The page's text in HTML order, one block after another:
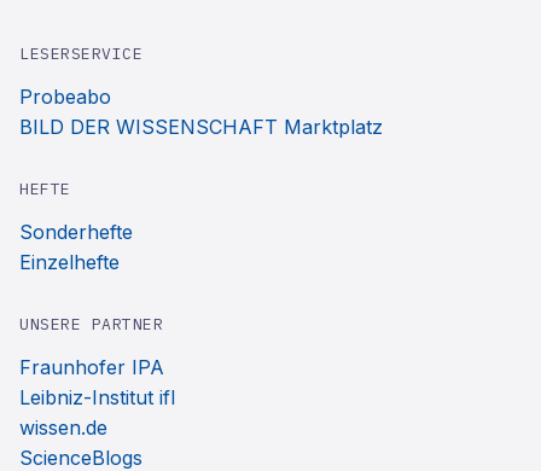
LESERSERVICE
Probeabo
BILD DER WISSENSCHAFT Marktplatz
HEFTE
Sonderhefte
Einzelhefte
UNSERE PARTNER
Fraunhofer IPA
Leibniz-Institut ifl
wissen.de
ScienceBlogs